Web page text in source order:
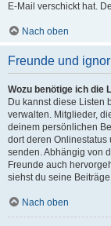
E-Mail verschickt hat.
Nach oben
Freunde und
Wozu benötige ich die
Du kannst diese Listen
verwalten. Mitglieder,
deinem persönlichen
dort deren
senden. Abhängig von
Freunde auch
siehst du seine
Nach oben